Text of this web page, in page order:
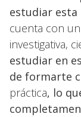
estudiar esta
cuenta con
investigativa,
estudiar en
de formarte
práctica, lo